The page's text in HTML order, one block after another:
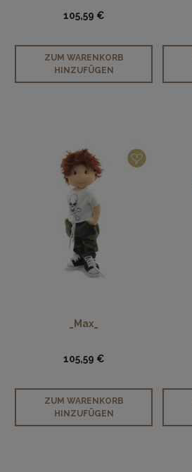
105,59 €
ZUM WARENKORB
HINZUFÜGEN
_Max_
105,59 €
ZUM WARENKORB
HINZUFÜGEN